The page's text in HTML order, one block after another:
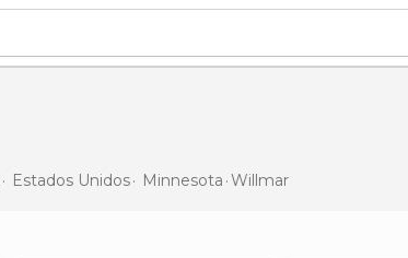
Estados Unidos Minnesota Willmar